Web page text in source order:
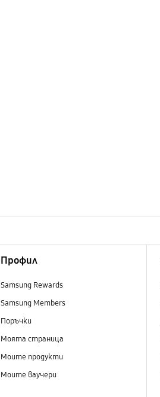
Профил
Samsung Rewards
Samsung Members
Поръчки
Моята страница
Моите продукти
Моите ваучери